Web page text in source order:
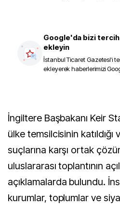
Google'da bizi
ekleyin
İstanbul Ticaret Gazetesi'i
ekleyerek haberlerimizi
İngiltere Başbakanı Keir Starmer, 40'tan fazla
ülke temsilcisinin
suçlarına karşı ortak
uluslararası toplantının
açıklamalarda bulundu.
kurumlar, toplumlar ve